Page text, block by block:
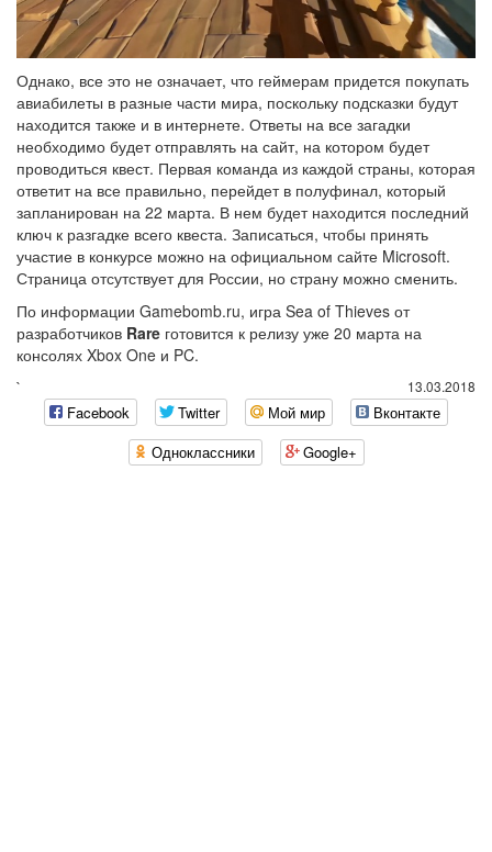
Однако, все это не означает, что геймерам придется покупать
авиабилеты в разные части мира, поскольку подсказки будут
находится также и в интернете. Ответы на все загадки
необходимо будет отправлять на сайт, на котором будет
проводиться квест. Первая команда из каждой страны, которая
ответит на все правильно, перейдет в полуфинал, который
запланирован на 22 марта. В нем будет находится последний
ключ к разгадке всего квеста. Записаться, чтобы принять
участие в конкурсе можно на официальном сайте Microsoft.
Страница отсутствует для России, но страну можно сменить.
По информации Gamebomb.ru, игра Sea of Thieves от
разработчиков Rare готовится к релизу уже 20 марта на
консолях Xbox One и PC.
13.03.2018
`
Facebook Twitter Мой мир
Вконтакте
Одноклассники
Google+